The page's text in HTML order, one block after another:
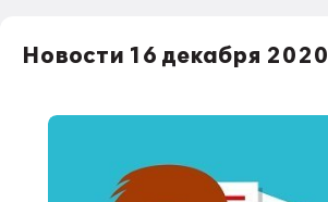
Новости 16 декабря 2020